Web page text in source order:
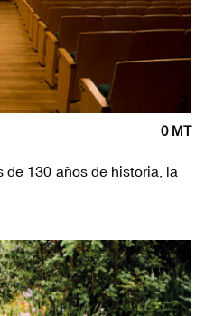
0 MT
de 130 años de historia, la